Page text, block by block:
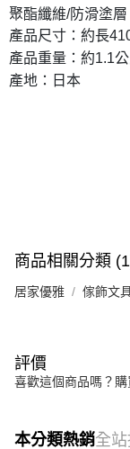
聚酯纖維/防滑塗層
產品尺寸：約長
產品重量：約1.1
產地：日本
商品相關分類
居家優雅 傢飾文
評價
喜歡這個商品嗎？
本分類熱銷全